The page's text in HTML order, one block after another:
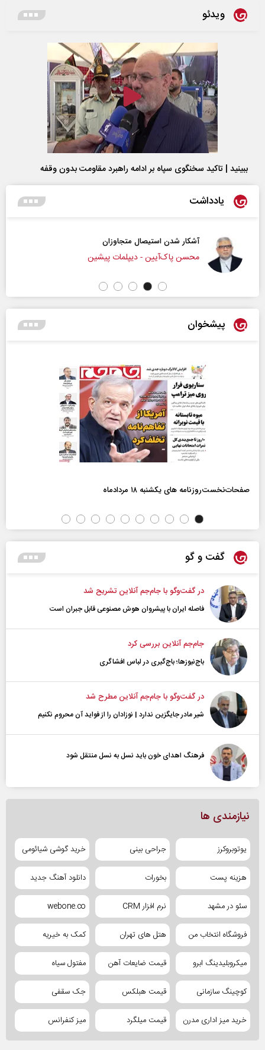
ویدئو
ببینید | تاکید سخنگوی سپاه بر ادامه راهبرد مقاومت بدون وقفه
یادداشت
آشکار شدن استیصال متجاوزان
محسن پاک‌آیین - دیپلمات پیشین
پیشخوان
صفحات‌نخست‌روزنامه ها‌ی یکشنبه ۱۸ مردادماه
گفت و گو
در گفت‌و‌گو با جام‌جم آنلاین تشریح شد
فاصله ایران با پیشرو‌ان هوش مصنوعی قابل جبران است
جام‌جم آنلاین بررسی کرد
باج‌نیوزها؛ باج‌گیری در لباس افشاگری
در گفت‌و‌گو با جام‌جم آنلاین مطرح شد
شیر مادر جایگزین ندارد | نوزادان را از فواید آن محروم نکنیم
فرهنگ اهدای خون باید نسل به نسل منتقل شود
نیازمندی ها
یوتوبروکرز جراحی بینی خرید گوشی شیائومی
هزینه پست بخورات دانلود آهنگ جدید
سئو در مشهد نرم افزار CRM webone.co
فروشگاه انتخاب من هتل های تهران کمک به خیریه
میکروبلیدینگ ابرو قیمت ضایعات آهن مفتول سیاه
کوچینگ سازمانی قیمت هبلکس جک سقفی
خرید میز اداری مدرن قیمت میلگرد میز کنفرانس